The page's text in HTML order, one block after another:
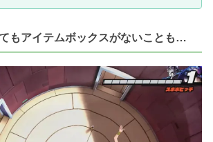
もアイテムボックスがないことも…